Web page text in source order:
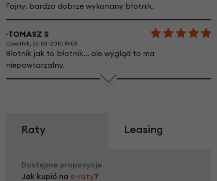
Fajny, bardzo dobrze wykonany błotnik.
~TOMASZ S
Czwartek, 26-08-2010 19:08
Blotnik jak to błotnik... ale wygląd to ma
niepowtarzalny.
Raty Leasing
Dostępne propozycje
Jak kupić na e-raty?